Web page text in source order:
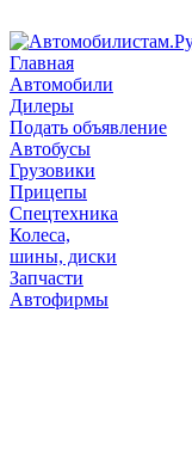
Главная
Автомобили
Дилеры
Подать объявление
Автобусы
Грузовики
Прицепы
Спецтехника
Колеса,
шины, диски
Запчасти
Автофирмы